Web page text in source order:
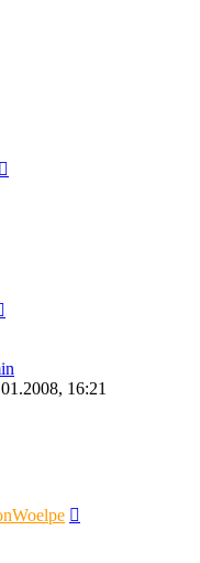
16:21